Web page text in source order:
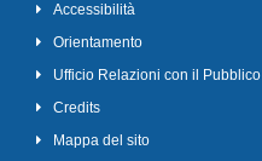
Accessibilità
Orientamento
Ufficio Relazioni con il Pubblico
Credits
Mappa del sito